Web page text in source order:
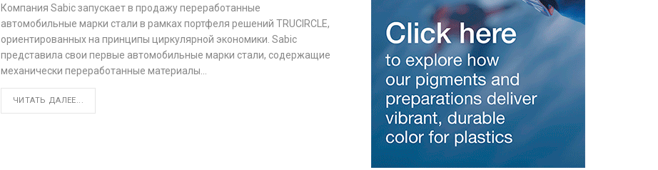
Компания Sabic запускает в продажу переработанные
автомобильные марки стали в рамках портфеля решений TRUCIRCLE,
ориентированных на принципы циркулярной экономики. Sabic
представила свои первые автомобильные марки стали, содержащие
механически переработанные материалы…
ЧИТАТЬ ДАЛЕЕ...